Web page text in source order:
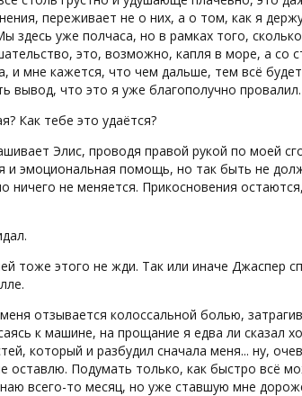
переживает не о них, а о том, как я
здесь уже полчаса, но в рамках того,
это, возможно, капля в море, а со
и мне кажется, что чем дальше, тем всё
вывод, что это я уже благополучно провалил.
Как тебе это удаётся?
Элис, проводя правой рукой по моей
эмоциональная помощь, но так быть не
ничего не меняется. Прикосновения
тоже этого не жди. Так или иначе Джаспер
отзывается колоссальной болью,
к машине, на прощание я едва ли сказал
который и разбудил сначала меня... ну,
оставлю. Подумать только, как быстро всё
всего-то месяц, но уже ставшую мне